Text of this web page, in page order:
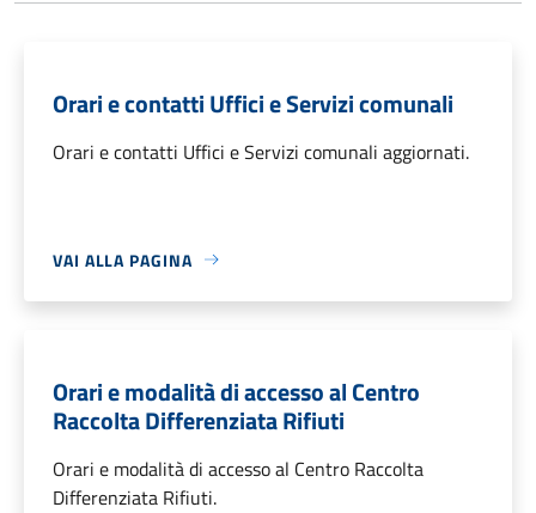
Orari e contatti Uffici e Servizi comunali
Orari e contatti Uffici e Servizi comunali aggiornati.
VAI ALLA PAGINA
Orari e modalità di accesso al Centro
Raccolta Differenziata Rifiuti
Orari e modalità di accesso al Centro Raccolta
Differenziata Rifiuti.